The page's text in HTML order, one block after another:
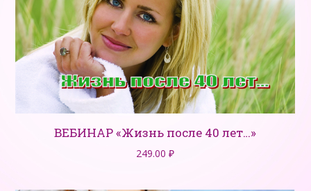
ВЕБИНАР «Жизнь после 40 лет…»
249.00 ₽